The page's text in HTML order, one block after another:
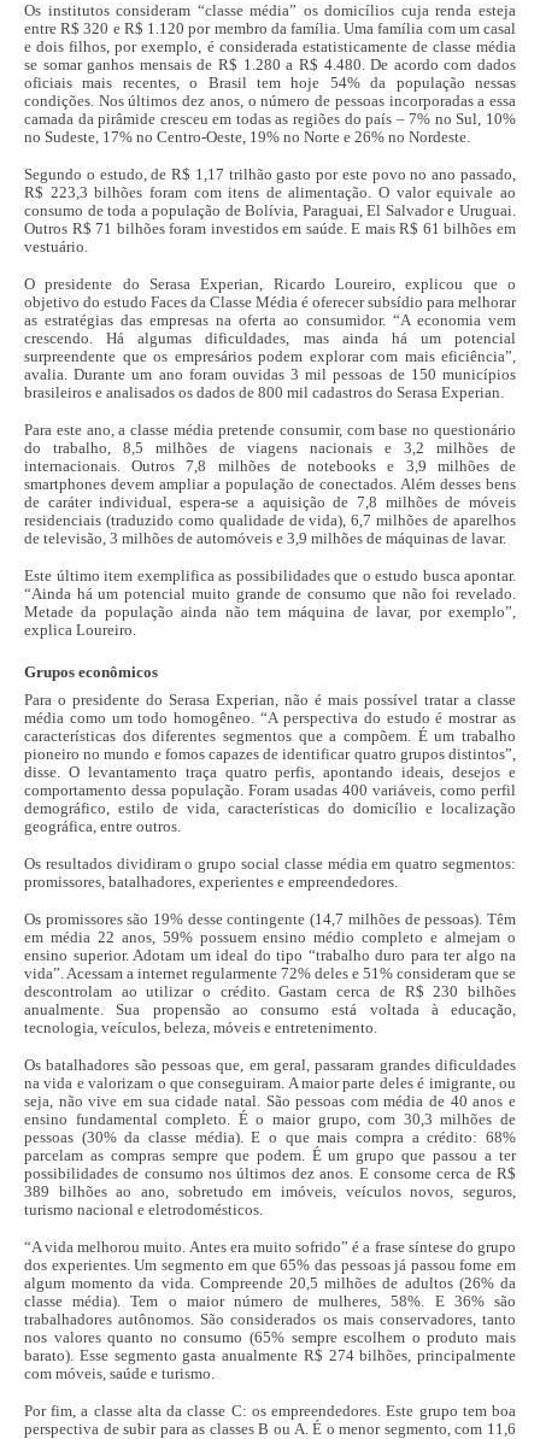
Os institutos consideram “classe média” os domicílios cuja renda esteja
entre R$ 320 e R$ 1.120 por membro da família. Uma família com um casal
e dois filhos, por exemplo, é considerada estatisticamente de classe média
se somar ganhos mensais de R$ 1.280 a R$ 4.480. De acordo com dados
oficiais mais recentes, o Brasil tem hoje 54% da população nessas
condições. Nos últimos dez anos, o número de pessoas incorporadas a essa
camada da pirâmide cresceu em todas as regiões do país – 7% no Sul, 10%
no Sudeste, 17% no Centro-Oeste, 19% no Norte e 26% no Nordeste.
Segundo o estudo, de R$ 1,17 trilhão gasto por este povo no ano passado,
R$ 223,3 bilhões foram com itens de alimentação. O valor equivale ao
consumo de toda a população de Bolívia, Paraguai, El Salvador e Uruguai.
Outros R$ 71 bilhões foram investidos em saúde. E mais R$ 61 bilhões em
vestuário.
O presidente do Serasa Experian, Ricardo Loureiro, explicou que o
objetivo do estudo Faces da Classe Média é oferecer subsídio para melhorar
as estratégias das empresas na oferta ao consumidor. “A economia vem
crescendo. Há algumas dificuldades, mas ainda há um potencial
surpreendente que os empresários podem explorar com mais eficiência”,
avalia. Durante um ano foram ouvidas 3 mil pessoas de 150 municípios
brasileiros e analisados os dados de 800 mil cadastros do Serasa Experian.
Para este ano, a classe média pretende consumir, com base no questionário
do trabalho, 8,5 milhões de viagens nacionais e 3,2 milhões de
internacionais. Outros 7,8 milhões de notebooks e 3,9 milhões de
smartphones devem ampliar a população de conectados. Além desses bens
de caráter individual, espera-se a aquisição de 7,8 milhões de móveis
residenciais (traduzido como qualidade de vida), 6,7 milhões de aparelhos
de televisão, 3 milhões de automóveis e 3,9 milhões de máquinas de lavar.
Este último item exemplifica as possibilidades que o estudo busca apontar.
“Ainda há um potencial muito grande de consumo que não foi revelado.
Metade da população ainda não tem máquina de lavar, por exemplo”,
explica Loureiro.
Grupos econômicos
Para o presidente do Serasa Experian, não é mais possível tratar a classe
média como um todo homogêneo. “A perspectiva do estudo é mostrar as
características dos diferentes segmentos que a compõem. É um trabalho
pioneiro no mundo e fomos capazes de identificar quatro grupos distintos”,
disse. O levantamento traça quatro perfis, apontando ideais, desejos e
comportamento dessa população. Foram usadas 400 variáveis, como perfil
demográfico, estilo de vida, características do domicílio e localização
geográfica, entre outros.
Os resultados dividiram o grupo social classe média em quatro segmentos:
promissores, batalhadores, experientes e empreendedores.
Os promissores são 19% desse contingente (14,7 milhões de pessoas). Têm
em média 22 anos, 59% possuem ensino médio completo e almejam o
ensino superior. Adotam um ideal do tipo “trabalho duro para ter algo na
vida”. Acessam a internet regularmente 72% deles e 51% consideram que se
descontrolam ao utilizar o crédito. Gastam cerca de R$ 230 bilhões
anualmente. Sua propensão ao consumo está voltada à educação,
tecnologia, veículos, beleza, móveis e entretenimento.
Os batalhadores são pessoas que, em geral, passaram grandes dificuldades
na vida e valorizam o que conseguiram. A maior parte deles é imigrante, ou
seja, não vive em sua cidade natal. São pessoas com média de 40 anos e
ensino fundamental completo. É o maior grupo, com 30,3 milhões de
pessoas (30% da classe média). E o que mais compra a crédito: 68%
parcelam as compras sempre que podem. É um grupo que passou a ter
possibilidades de consumo nos últimos dez anos. E consome cerca de R$
389 bilhões ao ano, sobretudo em imóveis, veículos novos, seguros,
turismo nacional e eletrodomésticos.
“A vida melhorou muito. Antes era muito sofrido” é a frase síntese do grupo
dos experientes. Um segmento em que 65% das pessoas já passou fome em
algum momento da vida. Compreende 20,5 milhões de adultos (26% da
classe média). Tem o maior número de mulheres, 58%. E 36% são
trabalhadores autônomos. São considerados os mais conservadores, tanto
nos valores quanto no consumo (65% sempre escolhem o produto mais
barato). Esse segmento gasta anualmente R$ 274 bilhões, principalmente
com móveis, saúde e turismo.
Por fim, a classe alta da classe C: os empreendedores. Este grupo tem boa
perspectiva de subir para as classes B ou A. É o menor segmento, com 11,6